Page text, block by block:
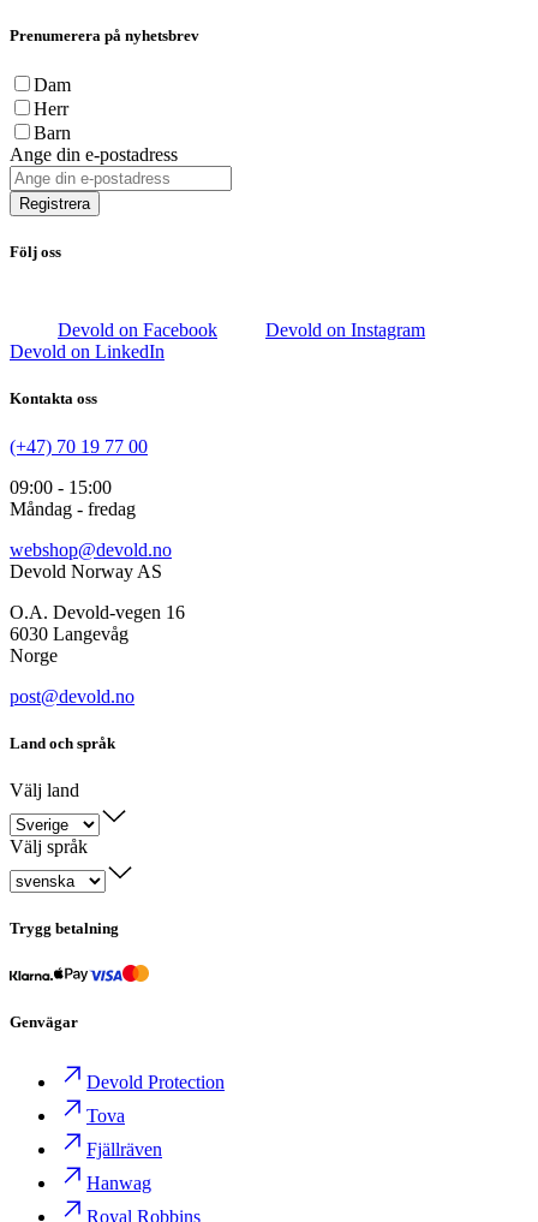
Prenumerera på nyhetsbrev
Dam
Herr
Barn
Ange din e-postadress
Registrera
Följ oss
Devold on Facebook
Devold on Instagram
Devold on LinkedIn
Kontakta oss
(+47) 70 19 77 00
09:00 - 15:00
Måndag - fredag
webshop@devold.no
Devold Norway AS
O.A. Devold-vegen 16
6030 Langevåg
Norge
post@devold.no
Land och språk
Välj land
Välj språk
Trygg betalning
Genvägar
Devold Protection
Tova
Fjällräven
Hanwag
Royal Robbins